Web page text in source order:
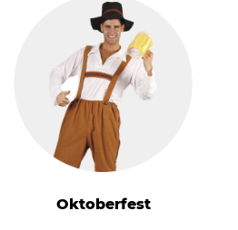
Oktoberfest